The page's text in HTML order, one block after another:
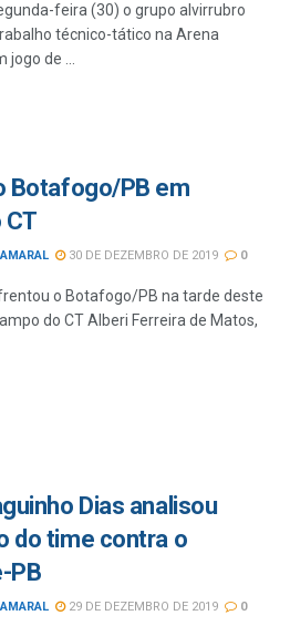
feira (30) o grupo alvirrubro
técnico-tático na Arena
jogo de ...
Botafogo/PB em
30 DE DEZEMBRO DE 2019 0
o Botafogo/PB na tarde deste
do CT Alberi Ferreira de Matos,
Dias analisou
do time contra o
PB
29 DE DEZEMBRO DE 2019 0